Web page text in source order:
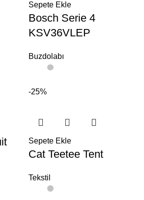
Sepete Ekle
Bosch Serie 4
KSV36VLEP
Buzdolabı
-25%
Sepete Ekle
Cat Teetee Tent
Tekstil